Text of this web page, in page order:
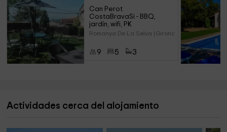
Can Perot
CostaBravaSi - BBQ,
jardín, wifi, PK
Romanya De La Selva (Girona)
9 5 3
Actividades cerca del alojamiento